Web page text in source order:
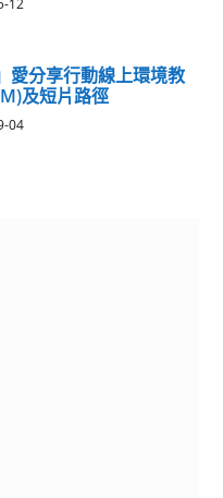
12
愛分享行動線上環境教
及短片路徑
04